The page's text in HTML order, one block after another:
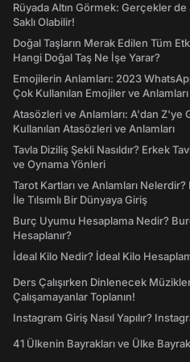
Rüyada Altın Görmek: Gerçekler
Saklı Olabilir!
Doğal Taşların Merak Edilen Tüm
Hangi Doğal Taş Ne İşe Yarar?
Emojilerin Anlamları: 2023
Çok Kullanılan Emojiler ve Anlamları
Atasözleri ve Anlamları: A'dan Z'ye
Kullanılan Atasözleri ve Anlamları
Tavla Diziliş Şekli Nasıldır? Erkek
ve Oynama Yönleri
Tarot Kartları ve Anlamları
İle Tılsımlı Bir Dünyaya Giriş
Burç Uyumu Hesaplama Nedir?
Hesaplanır?
İdeal Kilo Nedir? İdeal Kilo
Ders Çalışırken Dinlenecek
Çalışamayanlar Toplanın!
Instagram Giriş Nasıl Yapılır?
41 Ülkenin Bayrakları ve Ülke